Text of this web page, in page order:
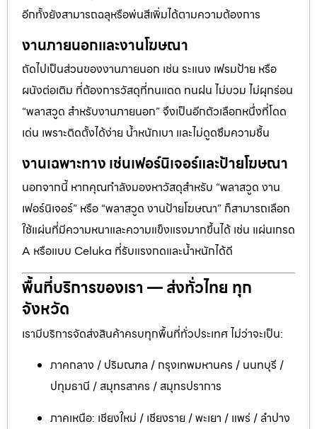
อีกทั้งยังสามารถฉลุหรือพ่นสีเพิ่มได้ตามความต้องการ
งานภายนอกและงานโฆษณา
ถัดไปเป็นส่วนของงานภายนอก เช่น ระแนง เฟรมป้าย หรือ
ผนังต่อเติม ที่ต้องการวัสดุที่ทนแดด ทนฝน ไม่บวม ไม่ผุกร่อน
“พลาสวูด สำหรับงานภายนอก” จึงเป็นอีกตัวเลือกหนึ่งที่โดด
เด่น เพราะติดตั้งได้ง่าย น้ำหนักเบา และไม่ดูดซึมความชื้น
งานเฉพาะทาง เช่นเฟอร์นิเจอร์และป้ายโฆษณา
นอกจากนี้ หากคุณกำลังมองหาวัสดุสำหรับ “พลาสวูด งาน
เฟอร์นิเจอร์” หรือ “พลาสวูด งานป้ายโฆษณา” ก็สามารถเลือก
ใช้แผ่นที่มีความหนาและความแข็งแรงมากขึ้นได้ เช่น แผ่นเกรด
A หรือแบบ Celuka ที่รับแรงกดและน้ำหนักได้ดี
พื้นที่บริการของเรา — ส่งทั่วไทย ทุก
จังหวัด
เรามีบริการจัดส่งสินค้าครบทุกพื้นที่ทั่วประเทศ ไม่ว่าจะเป็น:
ภาคกลาง / ปริมณฑล / กรุงเทพมหานคร / นนทบุรี /
ปทุมธานี / สมุทรสาคร / สมุทรปราการ
ภาคเหนือ: เชียงใหม่ / เชียงราย / พะเยา / แพร่ / ลำปาง